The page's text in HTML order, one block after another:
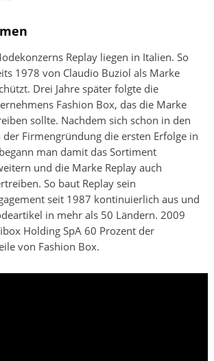
Replay liegen in Italien. So
1978 von Claudio Buziol als Marke
Drei Jahre später folgte die
Fashion Box, das die Marke
sollte. Nachdem sich schon in den
der Firmengründung die ersten Erfolge in
man damit das Sortiment
und die Marke Replay auch
So baut Replay sein
seit 1987 kontinuierlich aus und
in mehr als 50 Ländern. 2009
Holding SpA 60 Prozent der
von Fashion Box.